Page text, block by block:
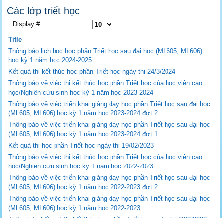
Các lớp triết học
Display #
Title
Thông báo lịch học học phần Triết học sau đại học (ML605, ML606)
học kỳ 1 năm học 2024-2025
Kết quả thi kết thúc học phần Triết học ngày thi 24/3/2024
Thông báo về việc thi kết thúc học phần Triết học của học viên cao
học/Nghiên cứu sinh học kỳ 1 năm học 2023-2024
Thông báo về việc triển khai giảng dạy học phần Triết học sau đại học
(ML605, ML606) học kỳ 1 năm học 2023-2024 đợt 2
Thông báo về việc triển khai giảng dạy học phần Triết học sau đại học
(ML605, ML606) học kỳ 1 năm học 2023-2024 đợt 1
Kết quả thi học phần Triết học ngày thi 19/02/2023
Thông báo về việc thi kết thúc học phần Triết học của học viên cao
học/Nghiên cứu sinh học kỳ 1 năm học 2022-2023
Thông báo về việc triển khai giảng dạy học phần Triết học sau đại học
(ML605, ML606) học kỳ 1 năm học 2022-2023 đợt 2
Thông báo về việc triển khai giảng dạy học phần Triết học sau đại học
(ML605, ML606) học kỳ 1 năm học 2022-2023